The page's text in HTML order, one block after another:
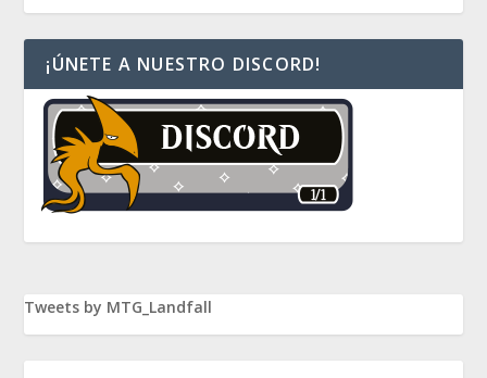
¡ÚNETE A NUESTRO DISCORD!
Tweets by MTG_Landfall